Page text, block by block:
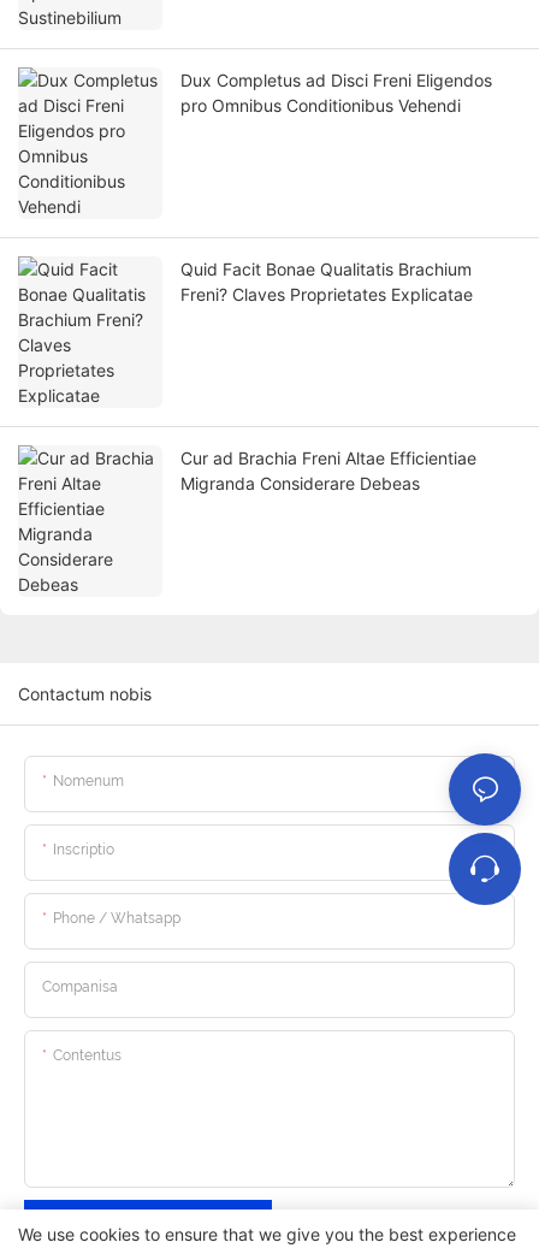
Dux Completus ad Disci Freni Eligendos
pro Omnibus Conditionibus Vehendi
Quid Facit Bonae Qualitatis Brachium
Freni? Claves Proprietates Explicatae
Cur ad Brachia Freni Altae Efficientiae
Migranda Considerare Debeas
Contactum nobis
Nomenum
Inscriptio
Phone / Whatsapp
Companisa
Contentus
Posuere Autem Misit
We use cookies to ensure that we give you the best experience